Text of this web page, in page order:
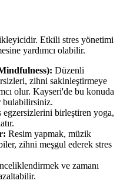
Etkili stres yönetimi
yardımcı olabilir.
Düzenli
zihni sakinleştirmeye
olur. Kayseri'de bu konuda
bulabilirsiniz.
egzersizlerini birleştiren yoga,
Resim yapmak, müzik
zihni meşgul ederek stres
ve zamanı